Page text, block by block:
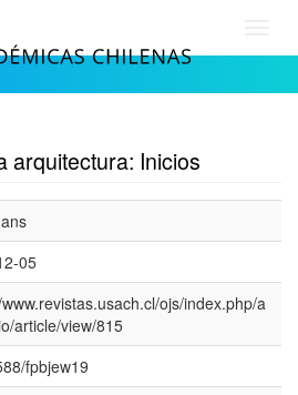
arquitectura: Inicios
05
ojs/index.php/a
article/view/815
fpbjew19